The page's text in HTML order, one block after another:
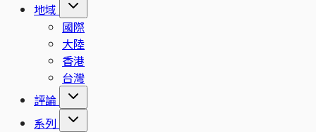
地域
國際
大陸
香港
台灣
評論
系列